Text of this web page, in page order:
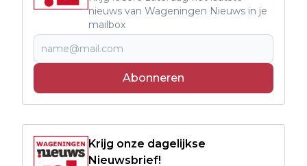
nieuws van Wageningen Nieuws in je
mailbox
Abonneren
Krijg onze dagelijkse
Nieuwsbrief!